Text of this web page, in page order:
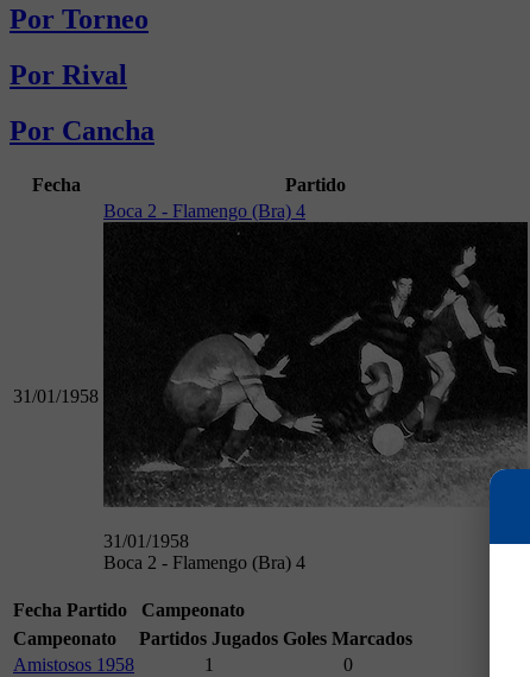
Por Torneo
Por Rival
Por Cancha
Fecha Partido
31/01/1958
Boca 2 - Flamengo (Bra) 4
31/01/1958
Boca 2 - Flamengo (Bra) 4
Fecha Partido
Campeonato
Campeonato
Partidos Jugados Goles Marcados
Amistosos 1958
1
0